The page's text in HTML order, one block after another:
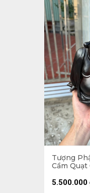
Tượng
Cầm Quạt
5.500.000